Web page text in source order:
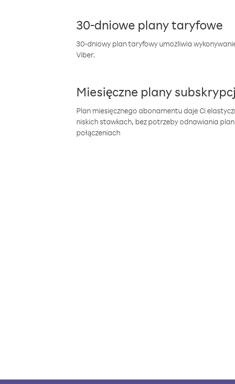
30-dniowe plany taryfowe
30-dniowy plan taryfowy umożliwia
Viber.
Miesięczne plany
Plan miesięcznego abonamentu daje Ci
niskich stawkach, bez potrzeby odnawiania
połączeniach